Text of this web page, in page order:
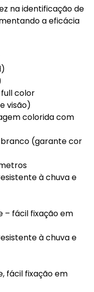
na identificação de
a eficácia
full color
visão)
colorida com
(garante cor
à chuva e
– fácil fixação em
à chuva e
fácil fixação em